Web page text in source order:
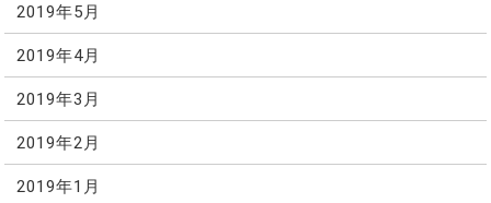
2019年5月
2019年4月
2019年3月
2019年2月
2019年1月